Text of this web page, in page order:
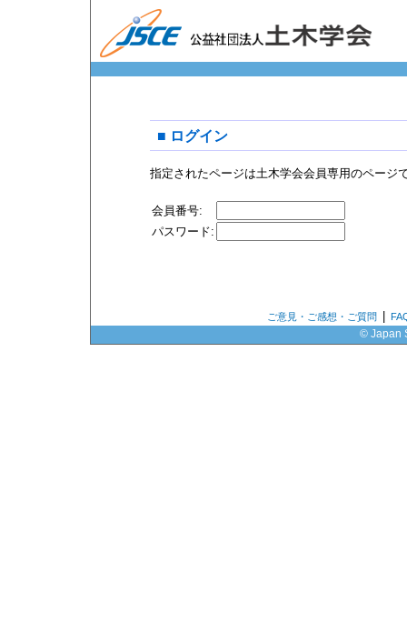
■ ログイン
指定されたページは土木学会会員専用のページ
会員番号:
パスワード:
ご意見・ご感想・ご質問
© Japan